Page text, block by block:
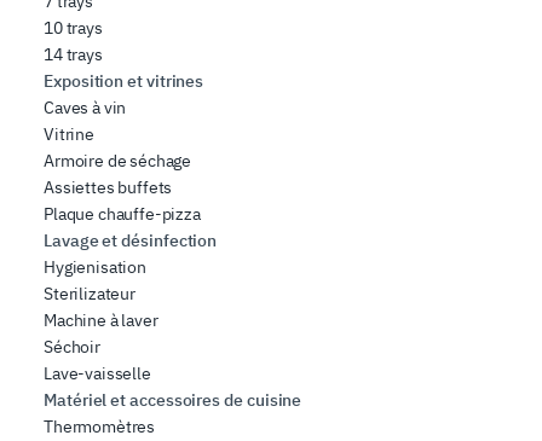
10 trays
14 trays
Exposition et vitrines
Caves à vin
Vitrine
Armoire de séchage
Assiettes buffets
Plaque chauffe-pizza
Lavage et désinfection
Hygienisation
Sterilizateur
Machine à laver
Séchoir
Lave-vaisselle
Matériel et accessoires de cuisine
Thermomètres